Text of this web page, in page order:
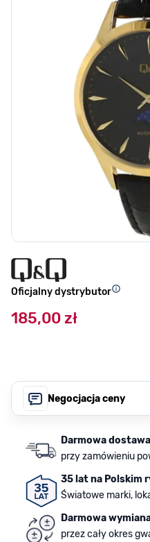
Oficjalny dystrybutor
185,00 zł
Negocjacja ceny
Darmowa dostawa
przy zamówieniu
35 lat na Polskim
Światowe marki,
Darmowa
przez cały okres